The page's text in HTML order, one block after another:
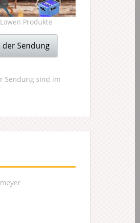
Produkte
Sendung
Sendung sind im